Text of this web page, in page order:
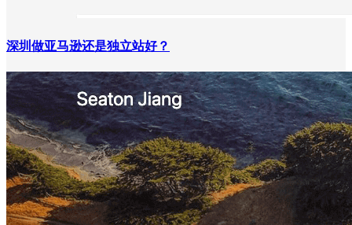
深圳做亚马逊还是独立站好？